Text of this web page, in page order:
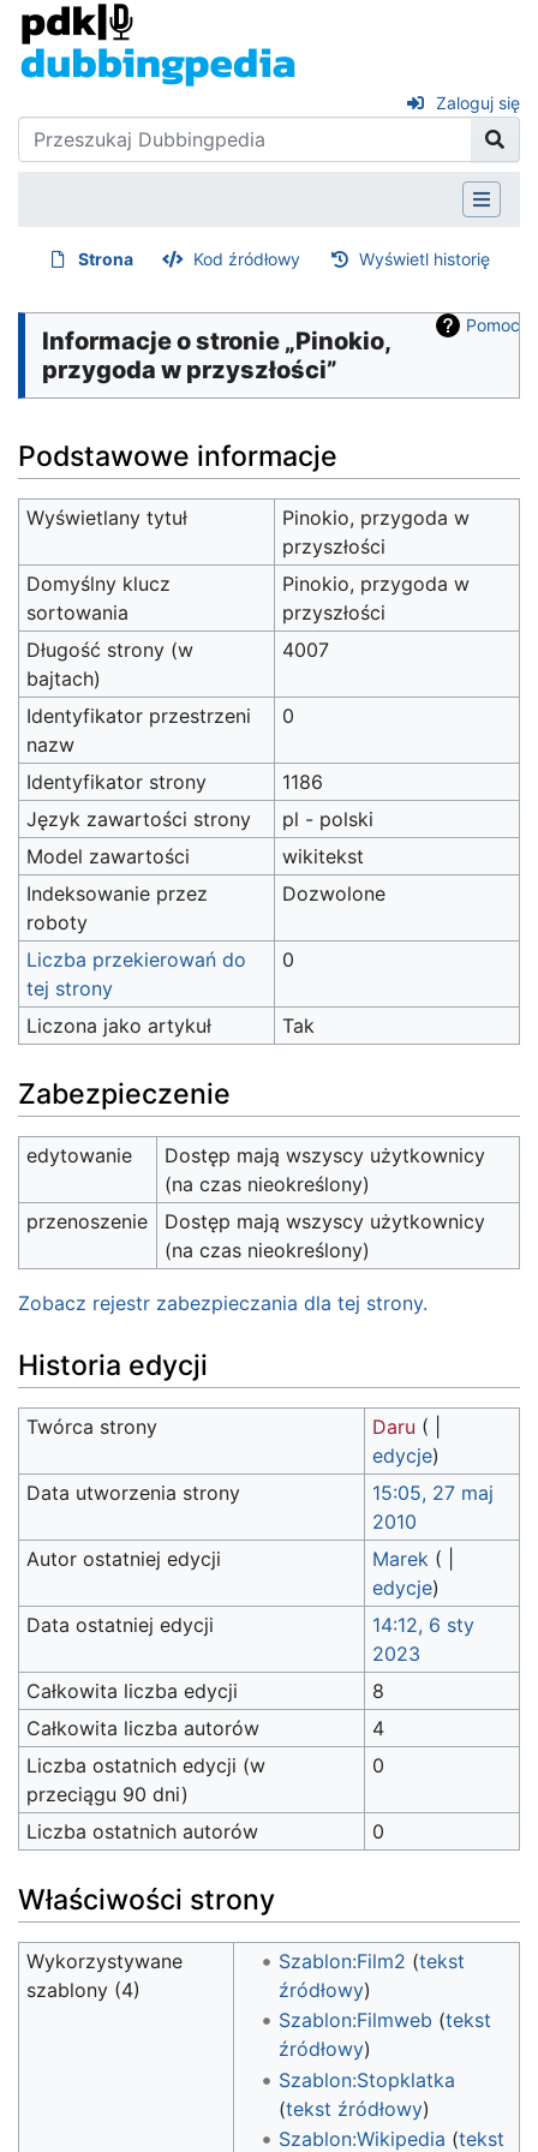
Zaloguj się
Strona Kod źródłowy Wyświetl historię
Pomoc
Informacje o stronie „Pinokio,
przygoda w przyszłości”
Podstawowe informacje
Wyświetlany tytuł
Pinokio, przygoda w
przyszłości
Domyślny klucz
sortowania
Pinokio, przygoda w
przyszłości
Długość strony (w
bajtach)
4007
Identyfikator przestrzeni
nazw
0
Identyfikator strony
1186
Język zawartości strony
pl - polski
Model zawartości
wikitekst
Indeksowanie przez
roboty
Dozwolone
Liczba przekierowań do
tej strony
0
Liczona jako artykuł Tak
Zabezpieczenie
edytowanie
Dostęp mają wszyscy użytkownicy
(na czas nieokreślony)
przenoszenie
Dostęp mają wszyscy użytkownicy
(na czas nieokreślony)
Zobacz rejestr zabezpieczania dla tej strony.
Historia edycji
Twórca strony Daru (
edycje)
Data utworzenia strony
15:05, 27 maj
2010
Autor ostatniej edycji
Marek (
edycje)
Data ostatniej edycji
14:12, 6 sty
2023
Całkowita liczba edycji
8
Całkowita liczba autorów
4
Liczba ostatnich edycji (w
przeciągu 90 dni)
0
Liczba ostatnich autorów 0
Właściwości strony
Wykorzystywane
szablony (4)
Szablon:Film2 (tekst
źródłowy)
Szablon:Filmweb (tekst
źródłowy)
Szablon:Stopklatka
(tekst źródłowy)
Szablon:Wikipedia (tekst